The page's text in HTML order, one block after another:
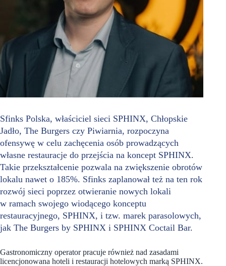
Sfinks Polska, właściciel sieci SPHINX, Chłopskie
Jadło, The Burgers czy Piwiarnia, rozpoczyna
ofensywę w celu zachęcenia osób prowadzących
własne restauracje do przejścia na koncept SPHINX.
Takie przekształcenie pozwala na zwiększenie obrotów
lokalu nawet o 185%. Sfinks zaplanował też na ten rok
rozwój sieci poprzez otwieranie nowych lokali
w ramach swojego wiodącego konceptu
restauracyjnego, SPHINX, i tzw. marek parasolowych,
jak The Burgers by SPHINX i SPHINX Coctail Bar.
Gastronomiczny operator pracuje również nad zasadami
licencjonowana hoteli i restauracji hotelowych marką SPHINX.